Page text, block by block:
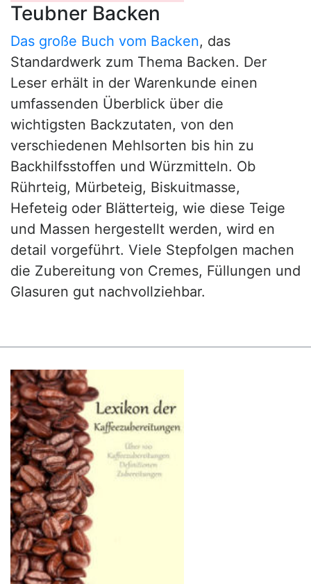
Teubner Backen
Das große Buch vom Backen, das
Standardwerk zum Thema Backen. Der
Leser erhält in der Warenkunde einen
umfassenden Überblick über die
wichtigsten Backzutaten, von den
verschiedenen Mehlsorten bis hin zu
Backhilfsstoffen und Würzmitteln. Ob
Rührteig, Mürbeteig, Biskuitmasse,
Hefeteig oder Blätterteig, wie diese Teige
und Massen hergestellt werden, wird en
detail vorgeführt. Viele Stepfolgen machen
die Zubereitung von Cremes, Füllungen und
Glasuren gut nachvollziehbar.